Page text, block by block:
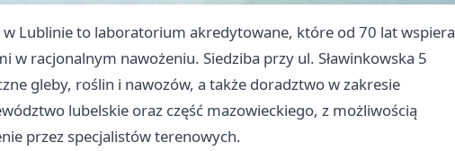
w Lublinie to laboratorium akredytowane, które od 70 lat wspiera
w racjonalnym nawożeniu. Siedziba przy ul. Sławinkowska 5
gleby, roślin i nawozów, a także doradztwo w zakresie
lubelskie oraz część mazowieckiego, z możliwością
przez specjalistów terenowych.